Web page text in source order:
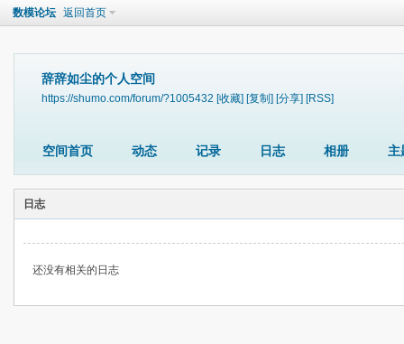
数模论坛 返回首页
辞辞如尘的个人空间
https://shumo.com/forum/?1005432 [收藏] [复制] [分享] [RSS]
空间首页 动态 记录 日志 相册 主
日志
还没有相关的日志